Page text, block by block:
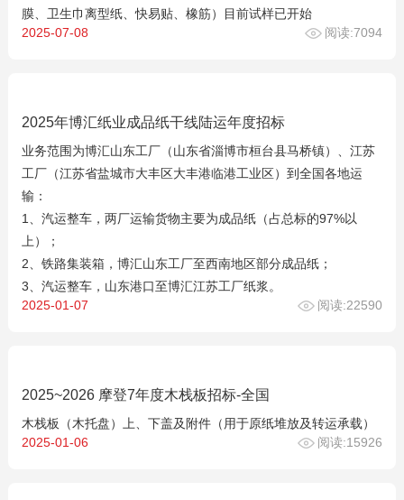
膜、卫生巾离型纸、快易贴、橡筋）目前试样已开始
2025-07-08
阅读:7094
2025年博汇纸业成品纸干线陆运年度招标
业务范围为博汇山东工厂（山东省淄博市桓台县马桥镇）、江苏
工厂（江苏省盐城市大丰区大丰港临港工业区）到全国各地运
输：
1、汽运整车，两厂运输货物主要为成品纸（占总标的97%以
上）；
2、铁路集装箱，博汇山东工厂至西南地区部分成品纸；
3、汽运整车，山东港口至博汇江苏工厂纸浆。
2025-01-07
阅读:22590
2025~2026 摩登7年度木栈板招标-全国
木栈板（木托盘）上、下盖及附件（用于原纸堆放及转运承载）
2025-01-06
阅读:15926